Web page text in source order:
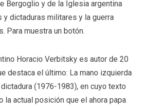
Bergoglio y de la Iglesia argentina
y dictaduras militares y la guerra
Para muestra un botón.
Horacio Verbitsky es autor de 20
destaca el último: La mano izquierda
(1976-1983), en cuyo texto
la actual posición que el ahora papa